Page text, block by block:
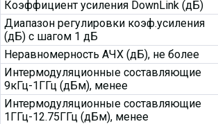
Коэффициент усиления DownLink (дБ)
Диапазон регулировки коэф.усиления
(дБ) с шагом 1 дБ
Неравномерность АЧХ (дБ), не более
Интермодуляционные составляющие
9кГц-1ГГц (дБм), менее
Интермодуляционные составляющие
1ГГц-12.75ГГц (дБм), менее